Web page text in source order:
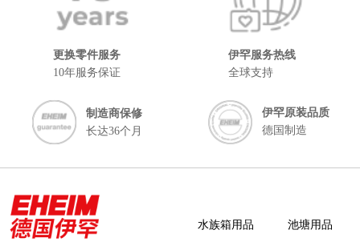
更换零件服务
10年服务保证
伊罕服务热线
全球支持
制造商保修
长达36个月
伊罕原装品质
德国制造
水族箱用品 池塘用品